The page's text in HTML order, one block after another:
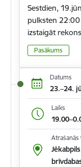
Sestdien,
pulksten
izstaigāt
Pasākums
Datums
23.–24.
Laiks
Atrašanās